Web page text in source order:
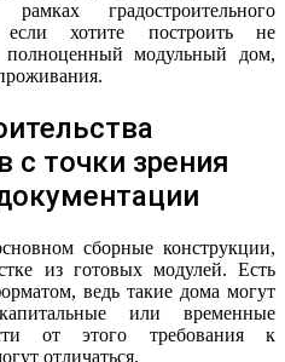
градостроительного
если хотите построить не
модульный дом,
точки зрения
сборные конструкции,
из готовых модулей. Есть
ведь такие дома могут
или временные
от этого требования к
отличаться.